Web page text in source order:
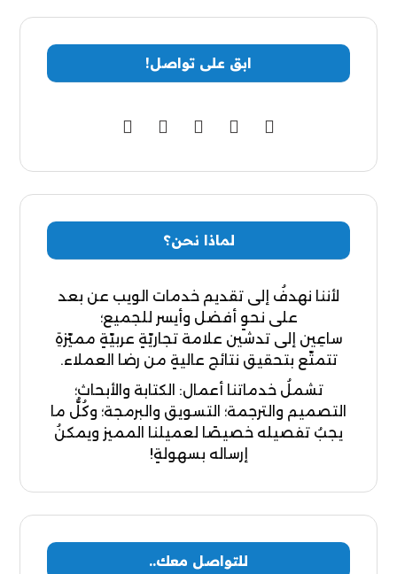
ابق على تواصل!
لماذا نحن؟
لأننا نهدفُ إلى تقديم خدمات الويب عن بعد
على نحوٍ أفضل وأيسر للجميع؛
ساعِين إلى تدشين علامة تجاريّةٍ عربيّةٍ مميّزةِ
تتمتّع بتحقيق نتائج عاليةٍ من رضا العملاء.
تشملُ خدماتنا أعمال: الكتابة والأبحاث؛
التصميم والترجمة؛ التسويق والبرمجة؛ وكُلُّ ما
يجبُ تفصيله خصيصًا لعميلنا المميز ويمكنُ
إرساله بسهولةٍ!
للتواصل معك..